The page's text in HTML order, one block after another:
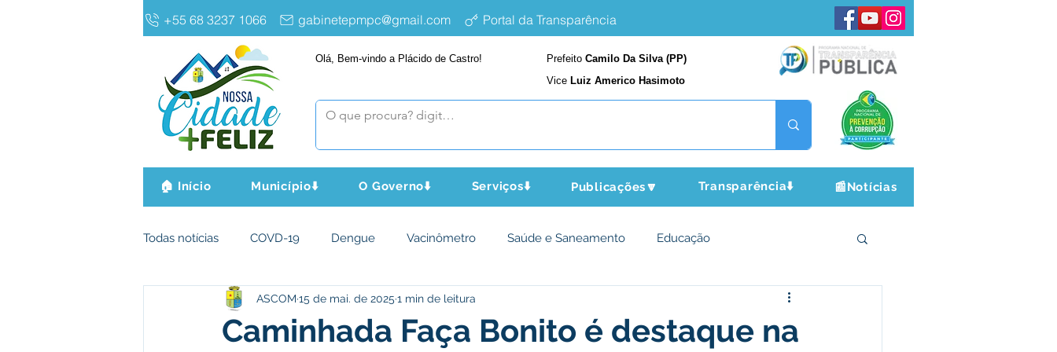
+55 68 3237 1066 gabinetepmpc@gmail.com Portal da Transparência
Olá, Bem-vindo a Plácido de Castro! Prefeito Camilo Da Silva (PP)
Vice Luiz Americo Hasimoto
🏠 Início Município⬇️ O Governo⬇️ Serviços⬇️ Publicações🔽 Transparência⬇️ 📰Notícias
Todas notícias COVD-19 Dengue Vacinômetro Saúde e Saneamento Educação
Infraestrutura e Obras Agricultura e Meio Ambiente
Caminhada Faça Bonito é destaque na
ASCOM 15 de mai. de 2025 1 min de leitura